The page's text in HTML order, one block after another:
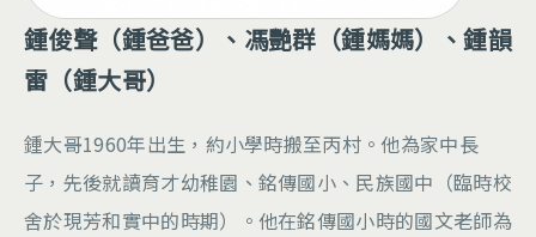
鍾俊聲（鍾爸爸）、馮艷群（鍾媽媽）、鍾韻
雷（鍾大哥）
鍾大哥1960年出生，約小學時搬至丙村。他為家中長
子，先後就讀育才幼稚園、銘傳國小、民族國中（臨時校
舍於現芳和實中的時期）。他在銘傳國小時的國文老師為